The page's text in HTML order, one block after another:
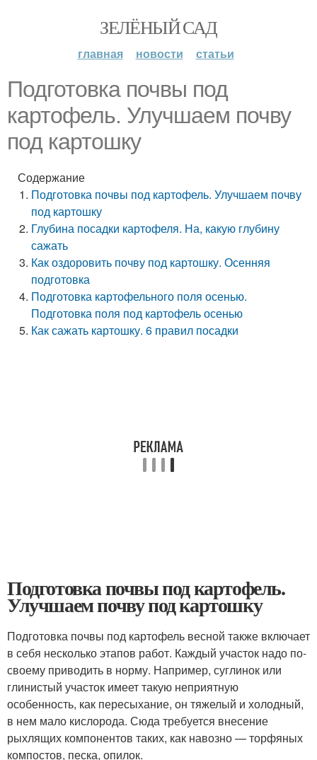
ЗЕЛЁНЫЙ САД
главная новости статьи
Подготовка почвы под
картофель. Улучшаем почву
под картошку
Содержание
Подготовка почвы под картофель. Улучшаем почву
под картошку
Глубина посадки картофеля. На, какую глубину
сажать
Как оздоровить почву под картошку. Осенняя
подготовка
Подготовка картофельного поля осенью.
Подготовка поля под картофель осенью
Как сажать картошку. 6 правил посадки
Подготовка почвы под картофель.
Улучшаем почву под картошку
Подготовка почвы под картофель весной также включает
в себя несколько этапов работ. Каждый участок надо по-
своему приводить в норму. Например, суглинок или
глинистый участок имеет такую неприятную
особенность, как пересыхание, он тяжелый и холодный,
в нем мало кислорода. Сюда требуется внесение
рыхлящих компонентов таких, как навозно — торфяных
компостов, песка, опилок.